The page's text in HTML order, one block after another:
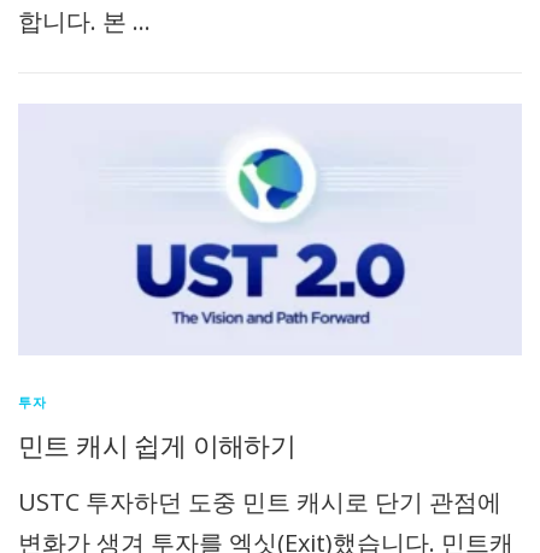
합니다. 본 …
투자
민트 캐시 쉽게 이해하기
USTC 투자하던 도중 민트 캐시로 단기 관점에
변화가 생겨 투자를 엑싯(Exit)했습니다. 민트캐